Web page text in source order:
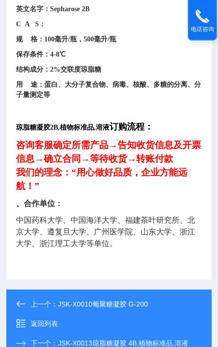
英文名字：Sepharose 2B
C A S：
规 格：100毫升/瓶，500毫升/瓶
保存条件：4-8℃
结构成分：2%交联度琼脂糖
用 途：蛋白、大分子复合物、病毒、核酸、多糖的分离、分
子量测定等
琼脂糖凝胶2B,植物标准品,溶液订购流程：
咨询客服确定所需产品→告知收货信息及开票
信息→确立合同→等待收货→转账付款
我们的理念：“用心做好品质，企业方能远
航！”
、合作单位：
中国药科大学、中国海洋大学、福建茶叶研究所、北
京大学、遵复旦大学、广州医学院、山东大学、浙江
大学、浙江理工大学等单位。
上一个：JSK-X0010葡聚糖凝胶 G-200
返回列表
下一个：JSK-X0013琼脂糖凝胶 4B,植物标准品,溶液
电话咨询